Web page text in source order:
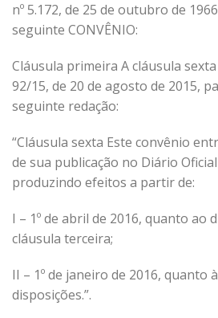
nº 5.172, de 25 de outubro de
seguinte CONVÊNIO:
Cláusula primeira A cláusula
92/15, de 20 de agosto de 2015,
seguinte redação:
“Cláusula sexta Este convênio
de sua publicação no Diário
produzindo efeitos a partir de:
I – 1º de abril de 2016, quanto ao
cláusula terceira;
II – 1º de janeiro de 2016, quanto
disposições.”.